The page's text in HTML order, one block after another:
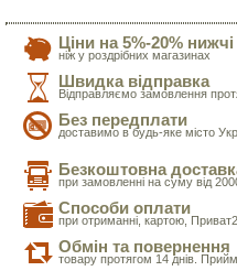
Ціни на 5%-20% нижчі
ніж у роздрібних магазинах
Швидка відправка
Відправляємо замовлення
Без передплати
доставимо в будь-яке місто
Безкоштовна
при замовленні на суму від
Способи оплати
при отриманні, картою,
Обмін та повернення
товару протягом 14 днів.